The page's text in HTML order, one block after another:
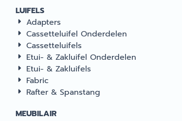
LUIFELS
Adapters
Cassetteluifel Onderdelen
Cassetteluifels
Etui- & Zakluifel Onderdelen
Etui- & Zakluifels
Fabric
Rafter & Spanstang
MEUBILAIR